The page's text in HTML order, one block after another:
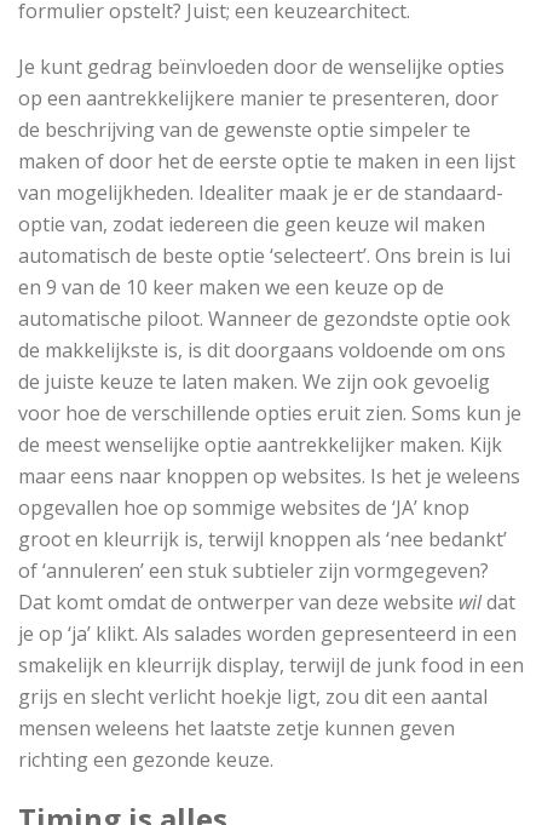
formulier opstelt? Juist; een keuzearchitect.
Je kunt gedrag beïnvloeden door de wenselijke opties
op een aantrekkelijkere manier te presenteren, door
de beschrijving van de gewenste optie simpeler te
maken of door het de eerste optie te maken in een lijst
van mogelijkheden. Idealiter maak je er de standaard-
optie van, zodat iedereen die geen keuze wil maken
automatisch de beste optie ‘selecteert’. Ons brein is lui
en 9 van de 10 keer maken we een keuze op de
automatische piloot. Wanneer de gezondste optie ook
de makkelijkste is, is dit doorgaans voldoende om ons
de juiste keuze te laten maken. We zijn ook gevoelig
voor hoe de verschillende opties eruit zien. Soms kun je
de meest wenselijke optie aantrekkelijker maken. Kijk
maar eens naar knoppen op websites. Is het je weleens
opgevallen hoe op sommige websites de ‘JA’ knop
groot en kleurrijk is, terwijl knoppen als ‘nee bedankt’
of ‘annuleren’ een stuk subtieler zijn vormgegeven?
Dat komt omdat de ontwerper van deze website wildat
je op ‘ja’ klikt. Als salades worden gepresenteerd in een
smakelijk en kleurrijk display, terwijl de junk food in een
grijs en slecht verlicht hoekje ligt, zou dit een aantal
mensen weleens het laatste zetje kunnen geven
richting een gezonde keuze.